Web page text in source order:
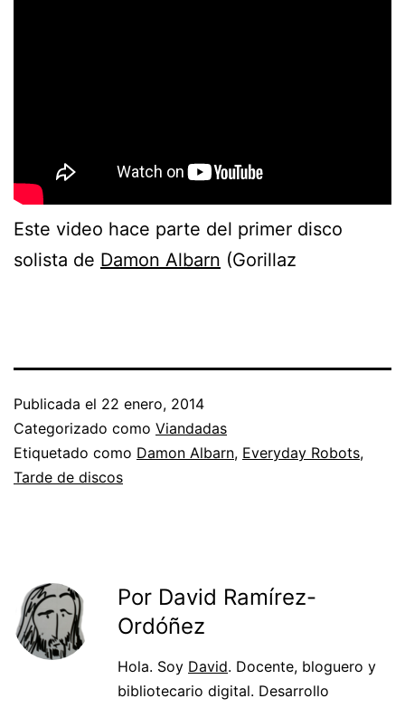
Este video hace parte del primer disco
solista de Damon Albarn (Gorillaz
Publicada el 22 enero, 2014
Categorizado como Viandadas
Etiquetado como Damon Albarn, Everyday Robots,
Tarde de discos
Por David Ramírez-
Ordóñez
Hola. Soy David. Docente, bloguero y
bibliotecario digital. Desarrollo